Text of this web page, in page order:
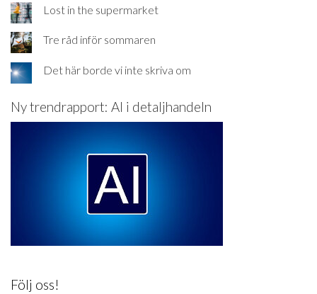
Lost in the supermarket
Tre råd inför sommaren
Det här borde vi inte skriva om
Ny trendrapport: AI i detaljhandeln
Följ oss!